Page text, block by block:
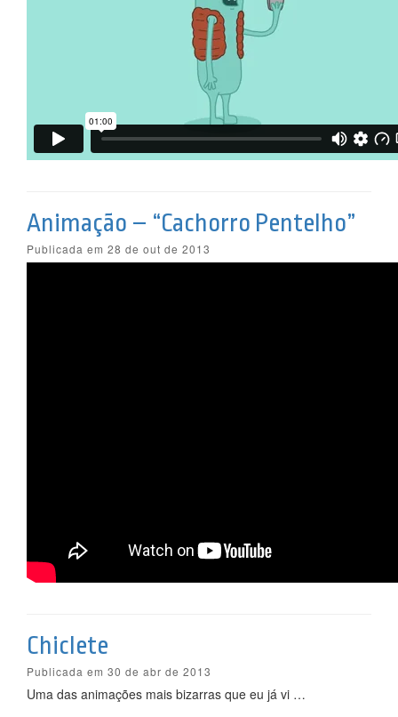
Animação – “Cachorro Pentelho”
Publicada em 28 de out de 2013
Chiclete
Publicada em 30 de abr de 2013
Uma das animações mais bizarras que eu já vi …